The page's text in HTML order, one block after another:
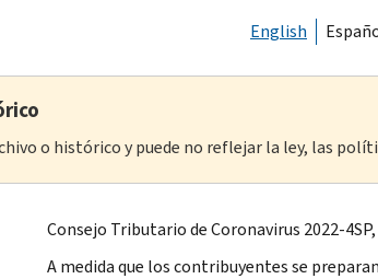
English
o histórico y puede no reflejar la ley, las
Consejo Tributario de Coronavirus 2022-4SP,
A medida que los contribuyentes se